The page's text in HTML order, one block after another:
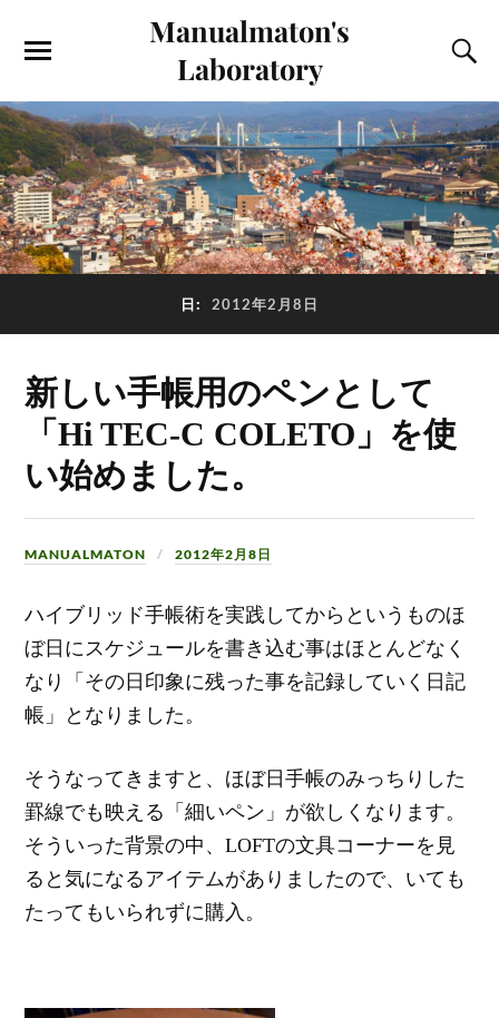
Manualmaton's
Laboratory
日: 2012年2月8日
新しい手帳用のペンとして
「Hi TEC-C COLETO」を使
い始めました。
MANUALMATON 2012年2月8日
ハイブリッド手帳術を実践してからというものほ
ぼ日にスケジュールを書き込む事はほとんどなく
なり「その日印象に残った事を記録していく日記
帳」となりました。
そうなってきますと、ほぼ日手帳のみっちりした
罫線でも映える「細いペン」が欲しくなります。
そういった背景の中、LOFTの文具コーナーを見
ると気になるアイテムがありましたので、いても
たってもいられずに購入。